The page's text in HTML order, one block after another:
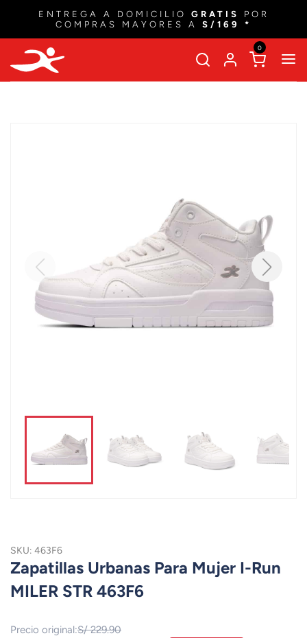
ENTREGA A DOMICILIO GRATIS
POR
COMPRAS MAYORES A S/169 *
0
SKU: 463F6
Zapatillas Urbanas Para Mujer I-Run
MILER STR 463F6
Precio original:S/ 229.90